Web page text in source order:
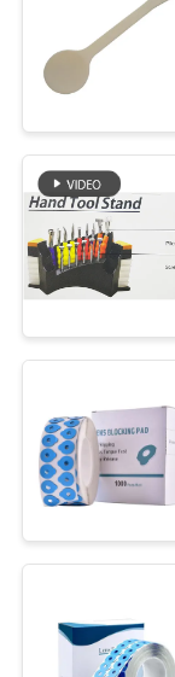
เสนอ
ราคา
แผนผัง
เว็บไซต์
PRIVACY
POLICY